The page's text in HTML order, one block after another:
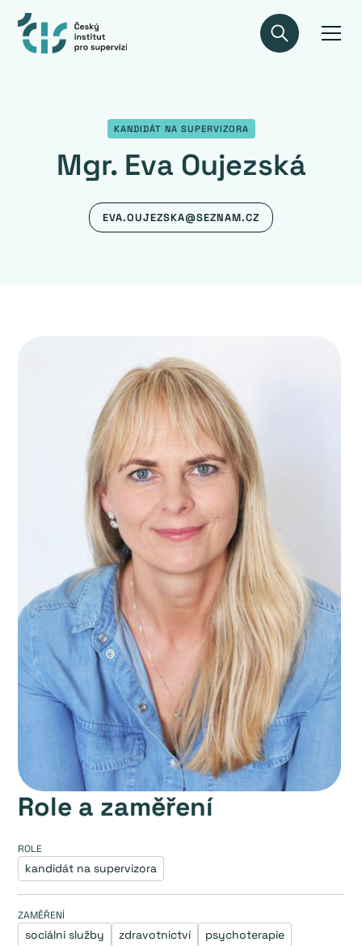
KANDIDÁT NA SUPERVIZORA
Mgr. Eva Oujezská
EVA.OUJEZSKA@SEZNAM.CZ
Role a zaměření
ROLE
kandidát na supervizora
ZAMĚŘENÍ
sociální služby zdravotnictví
psychoterapie